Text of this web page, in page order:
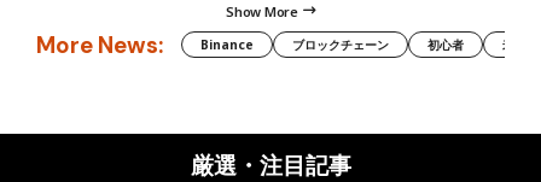
Show More
More News: Binance ブロックチェーン 初心者 米国
厳選・注目記事